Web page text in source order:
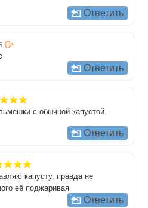
Ответить
Ответить
с обычной капустой.
Ответить
капусту, правда не
её поджаривая
Ответить